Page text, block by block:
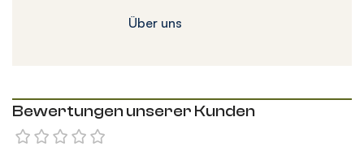
Über uns
Bewertungen unserer Kunden